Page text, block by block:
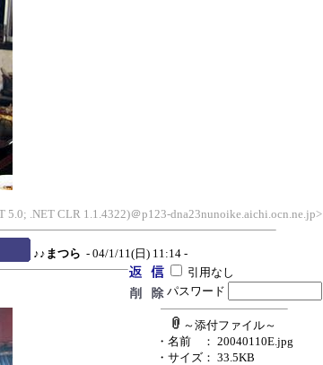
.NET CLR 1.1.4322)＠p123-dna23nunoike.aichi.ocn.ne.jp>
♪♪まつら - 04/1/11(日) 11:14 -
引用なし
パスワード
～添付ファイル～
・名前
： 20040110E.jpg
・サイズ： 33.5KB